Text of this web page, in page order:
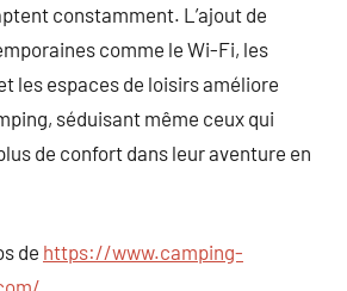
constamment. L’ajout de
comme le Wi-Fi, les
les espaces de loisirs améliore
séduisant même ceux qui
de confort dans leur aventure en
de https://www.camping-